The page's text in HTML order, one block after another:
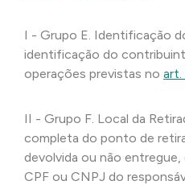
I - Grupo E. Identificação
identificação do
operações previstas no
II - Grupo F. Local da
completa do ponto de
devolvida ou não
CPF ou CNPJ do